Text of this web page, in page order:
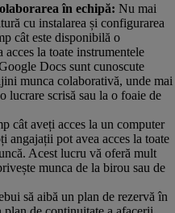
în echipă: Nu mai
cu instalarea și configurarea
cât este disponibilă o
la toate instrumentele
Docs sunt cunoscute
munca colaborativă, unde mai
scrisă sau la o foaie de
cât aveți acces la un computer
angajații pot avea acces la toate
Acest lucru vă oferă mult
munca de la birou sau de
să aibă un plan de rezervă în